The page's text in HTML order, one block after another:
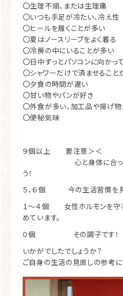
〇生理不順、または生理痛
〇いつも手足が冷たい、冷え性
〇ヒールを履くことが多い
〇夏はノースリーブをよく着る
〇冷房の中にいることが多い
〇日中ずっとパソコンに向かっ
〇シャワーだけで済ませること
〇夕食の時間が遅い
〇甘い物やパンが好き
〇外食が多い、加工品や揚げ
〇便秘気味
９個以上 要注意＞＜
心と身体に合った生
う！
５，６個 今の生活習慣を見
１～４個 女性ホルモンを守
めています。
０個 その調子です！
いかがでしたでしょうか？
ご自身の生活の見直しの参考に